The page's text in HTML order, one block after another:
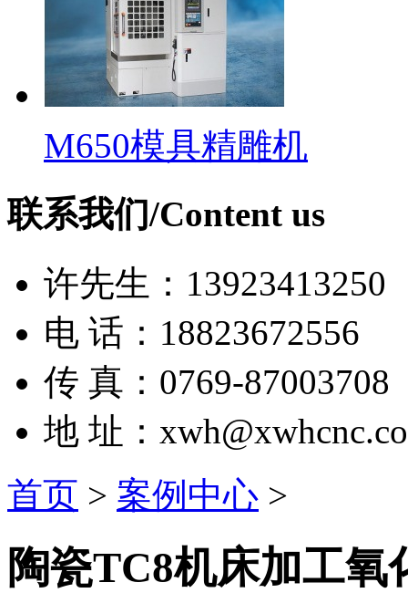
M650模具精雕机
联系我们/Content us
许先生：13923413250
电 话：18823672556
传 真：0769-87003708
地 址：
首页 > 案例中心 >
陶瓷TC8机床加工氧